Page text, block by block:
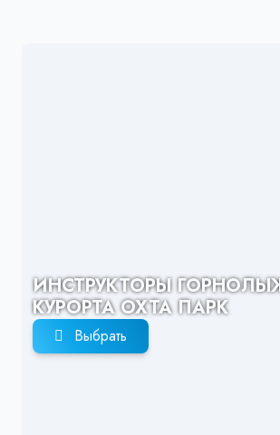
ИНСТРУКТОРЫ
КУРОРТА ОХТА ПАРК
Выбрать